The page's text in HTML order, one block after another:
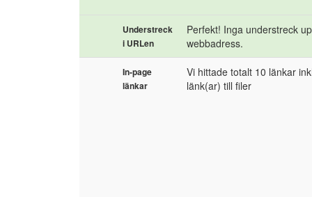
Understreck
i URLen
Perfekt! Inga understreck
webbadress.
In-page
länkar
Vi hittade totalt 10 länkar
länk(ar) till filer